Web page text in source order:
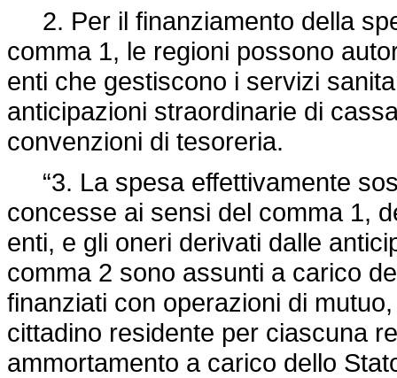
2. Per il finanziamento della
comma 1, le regioni possono
enti che gestiscono i servizi
anticipazioni straordinarie di
convenzioni di tesoreria.
“3. La spesa effettivamente
concesse ai sensi del comma 1,
enti, e gli oneri derivati dalle
comma 2 sono assunti a carico
finanziati con operazioni di
cittadino residente per ciascuna
ammortamento a carico dello